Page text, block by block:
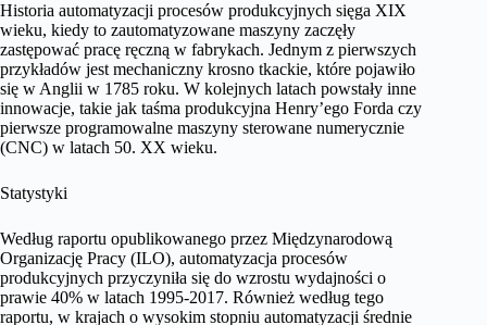
Historia automatyzacji procesów produkcyjnych sięga XIX
wieku, kiedy to zautomatyzowane maszyny zaczęły
zastępować pracę ręczną w fabrykach. Jednym z pierwszych
przykładów jest mechaniczny krosno tkackie, które pojawiło
się w Anglii w 1785 roku. W kolejnych latach powstały inne
innowacje, takie jak taśma produkcyjna Henry’ego Forda czy
pierwsze programowalne maszyny sterowane numerycznie
(CNC) w latach 50. XX wieku.
Statystyki
Według raportu opublikowanego przez Międzynarodową
Organizację Pracy (ILO), automatyzacja procesów
produkcyjnych przyczyniła się do wzrostu wydajności o
prawie 40% w latach 1995-2017. Również według tego
raportu, w krajach o wysokim stopniu automatyzacji średnie